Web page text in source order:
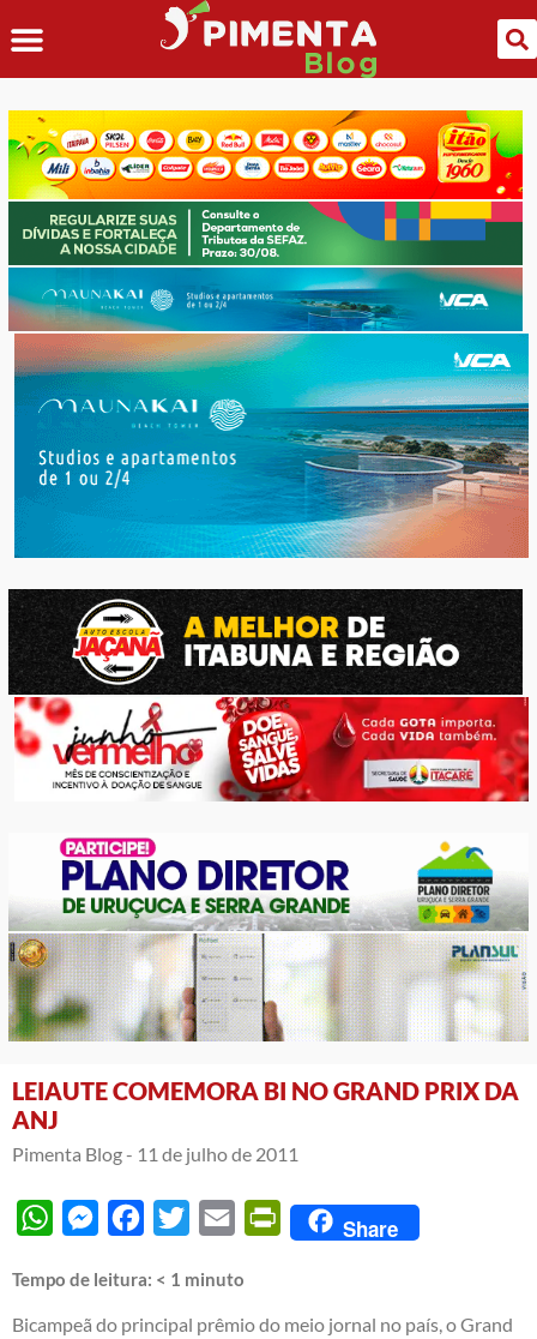
LEIAUTE COMEMORA BI NO GRAND PRIX DA
ANJ
Pimenta Blog - 11 de julho de 2011
WhatsAppMessengerFacebook
Twitter Email PrintFriendly
Share
Tempo de leitura: < 1 minuto
Bicampeã do principal prêmio do meio jornal no país, o Grand